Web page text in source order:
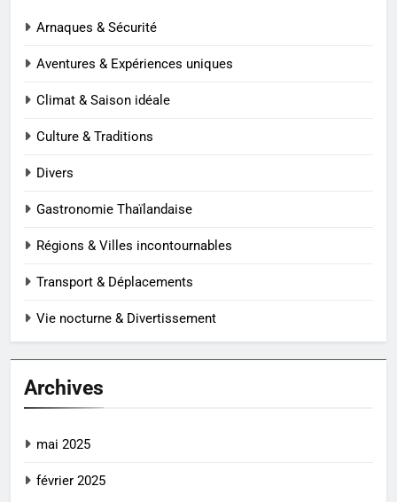
Arnaques & Sécurité
Aventures & Expériences uniques
Climat & Saison idéale
Culture & Traditions
Divers
Gastronomie Thaïlandaise
Régions & Villes incontournables
Transport & Déplacements
Vie nocturne & Divertissement
Archives
mai 2025
février 2025